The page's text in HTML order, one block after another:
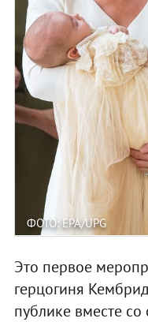
ФОТО: EPA/UPG
Это первое
герцогиня
публике вместе